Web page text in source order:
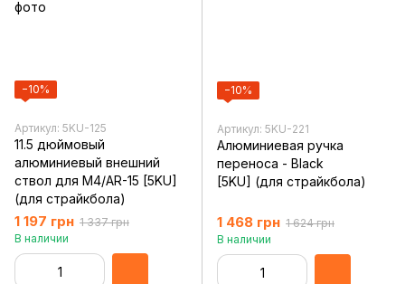
−10%
Артикул: 5KU-125
11.5 дюймовый
алюминиевый внешний
ствол для M4/AR-15 [5KU]
(для страйкбола)
1 197 грн 1 337 грн
В наличии
−10%
Артикул: 5KU-221
Алюминиевая ручка
переноса - Black
[5KU] (для страйкбола)
1 468 грн 1 624 грн
В наличии